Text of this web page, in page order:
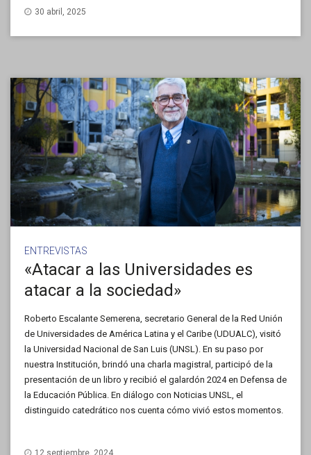
30 abril, 2025
ENTREVISTAS
«Atacar a las Universidades es
atacar a la sociedad»
Roberto Escalante Semerena, secretario General de la Red Unión
de Universidades de América Latina y el Caribe (UDUALC), visitó
la Universidad Nacional de San Luis (UNSL). En su paso por
nuestra Institución, brindó una charla magistral, participó de la
presentación de un libro y recibió el galardón 2024 en Defensa de
la Educación Pública. En diálogo con Noticias UNSL, el
distinguido catedrático nos cuenta cómo vivió estos momentos.